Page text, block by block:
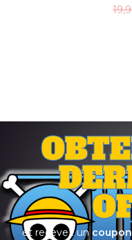
et recevez un